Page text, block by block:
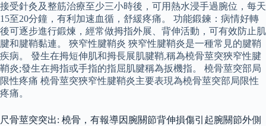
接受針灸及整筋治療至少三小時後，可用熱水浸手過腕位，每天
15至20分鐘，有利加速血循，舒緩疼痛。 功能鍛鍊：病情好轉
後可逐步進行鍛煉，經常做拇指外展、背伸活動，可有效防止肌
腱和腱鞘黏連。 狹窄性腱鞘炎 狹窄性腱鞘炎是一種常見的腱鞘
疾病。 發生在拇短伸肌和拇長展肌腱鞘,稱為橈骨莖突狹窄性腱
鞘炎;發生在拇指或手指的指屈肌腱稱為扳機指。 橈骨莖突部局
限性疼痛 橈骨莖突狹窄性腱鞘炎主要表現為橈骨莖突部局限性
疼痛。
尺骨莖突突出: 橈骨，有報導因腕關節背伸損傷引起腕關節外側